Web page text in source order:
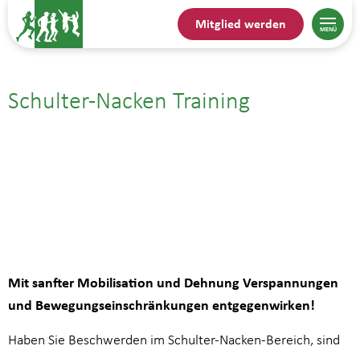
Mitglied werden
Schulter-Nacken Training
Mit sanfter Mobilisation und Dehnung Verspannungen
und Bewegungseinschränkungen entgegenwirken!
Haben Sie Beschwerden im Schulter-Nacken-Bereich, sind